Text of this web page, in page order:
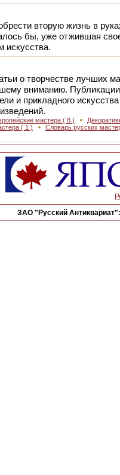
вторую жизнь в
бы, уже отжившая
искусства.
о творчестве лучших
вниманию.
и прикладного
мастера ( 8 )
( 1 )
Словарь русских
ЗАО "Русский Антиквариат":